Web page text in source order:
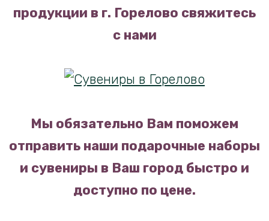
продукции в г. Горелово свяжитесь
с нами
Мы обязательно Вам поможем
отправить наши подарочные наборы
и сувениры в Ваш город быстро и
доступно по цене.